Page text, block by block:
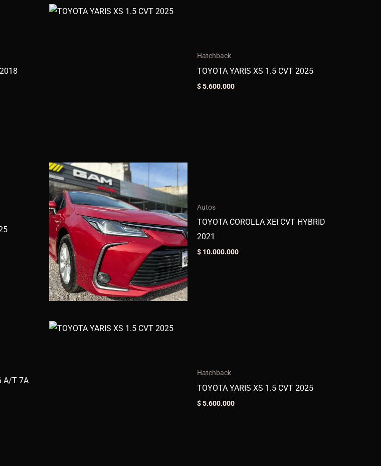
Hatchback
TOYOTA YARIS XS 1.5 CVT 2025
$5.600.000
Autos
TOYOTA COROLLA XEI CVT HYBRID
2021
$ 10.000.000
A/T 7A
Hatchback
TOYOTA YARIS XS 1.5 CVT 2025
$5.600.000